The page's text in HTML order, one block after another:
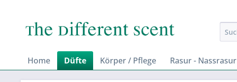
Home Düfte Körper / Pflege Rasur - Nassrasur